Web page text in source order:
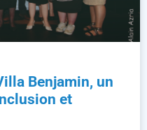
Benjamin, un
et